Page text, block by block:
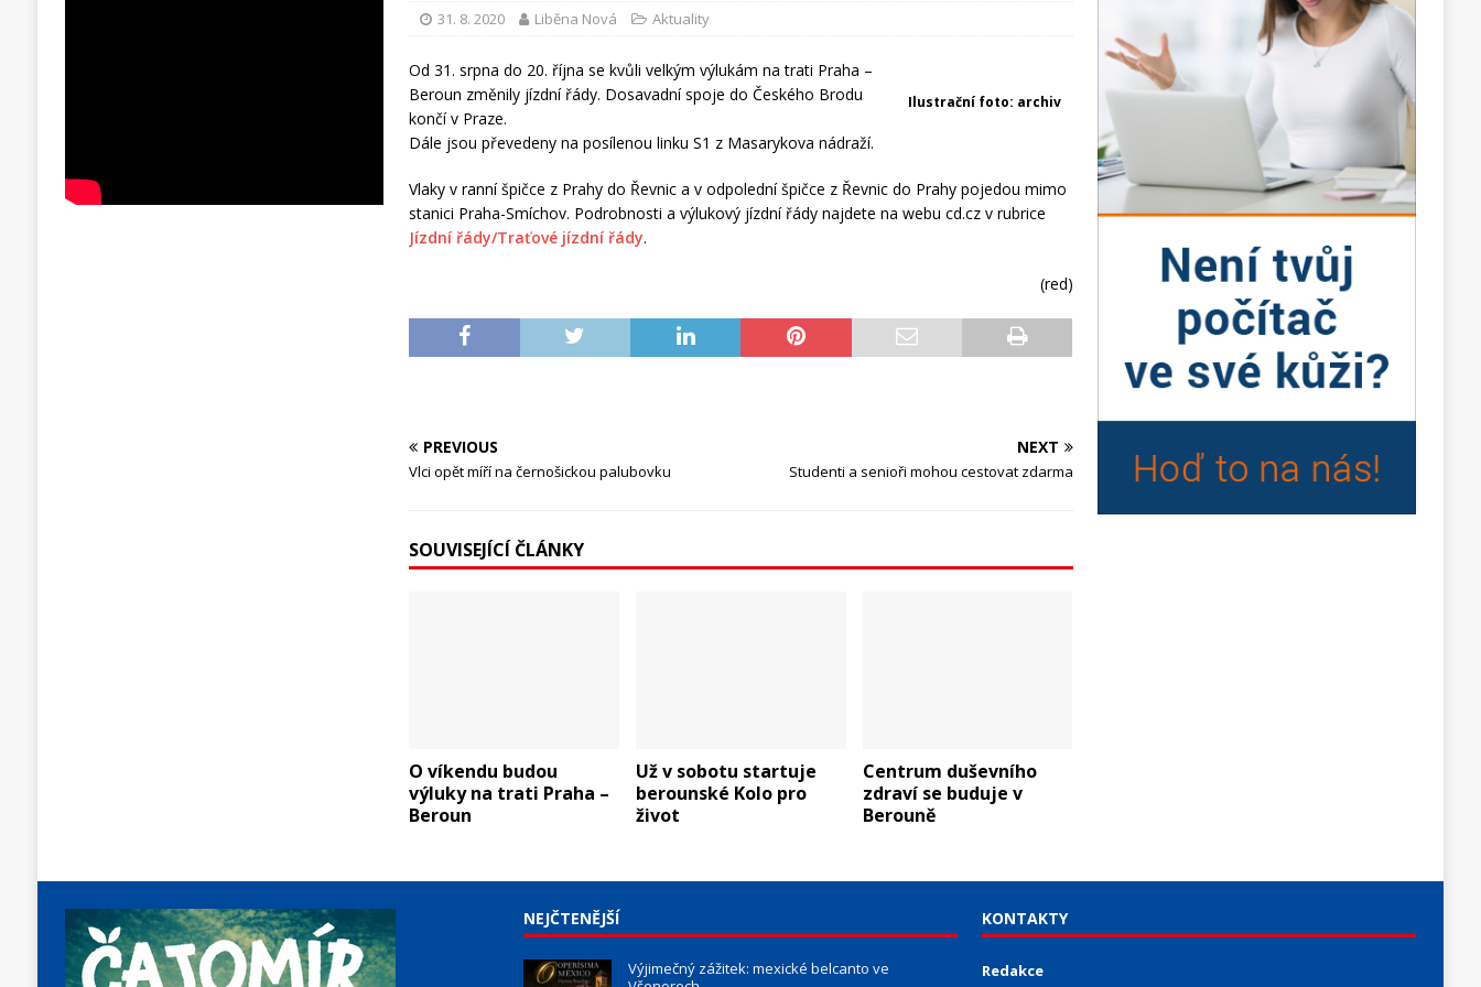
31. 8. 2020 Liběna Nová Aktuality
Ilustrační foto: archiv
Od 31. srpna do 20. října se kvůli velkým výlukám na trati Praha –
Beroun změnily jízdní řády. Dosavadní spoje do Českého Brodu
končí v Praze.
Dále jsou převedeny na posílenou linku S1 z Masarykova nádraží.
Vlaky v ranní špičce z Prahy do Řevnic a v odpolední špičce z Řevnic do Prahy pojedou mimo
stanici Praha-Smíchov. Podrobnosti a výlukový jízdní řády najdete na webu cd.cz v rubrice
Jízdní řády/Traťové jízdní řády.
(red)
PREVIOUS
Vlci opět míří na černošickou palubovku
NEXT
Studenti a senioři mohou cestovat zdarma
SOUVISEJÍCÍ ČLÁNKY
O víkendu budou
výluky na trati Praha –
Beroun
Už v sobotu startuje
berounské Kolo pro
život
Centrum duševního
zdraví se buduje v
Berouně
NEJČTENĚJŠÍ
Výjimečný zážitek: mexické belcanto ve
KONTAKTY
Redakce